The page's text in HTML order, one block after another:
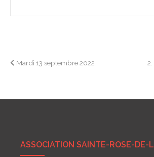
Navigation
Mardi 13 septembre 2022
ASSOCIATION SAINTE-ROSE-DE-